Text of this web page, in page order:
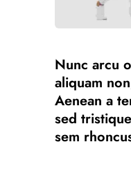
Nunc arcu
aliquam
Aenean a
sed
sem